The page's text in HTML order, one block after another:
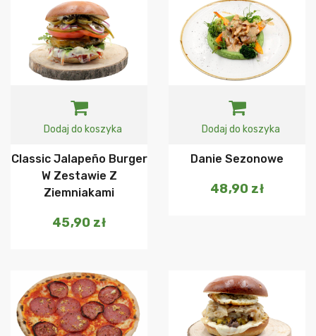
Dodaj do koszyka
Classic Jalapeño Burger
W Zestawie Z
Ziemniakami
45,90 zł
Dodaj do koszyka
Danie Sezonowe
48,90 zł